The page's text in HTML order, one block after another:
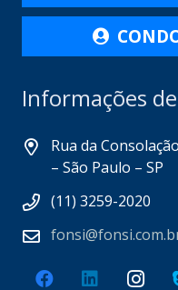
Informações
Rua da
– São Paulo – SP
(11) 3259-2020